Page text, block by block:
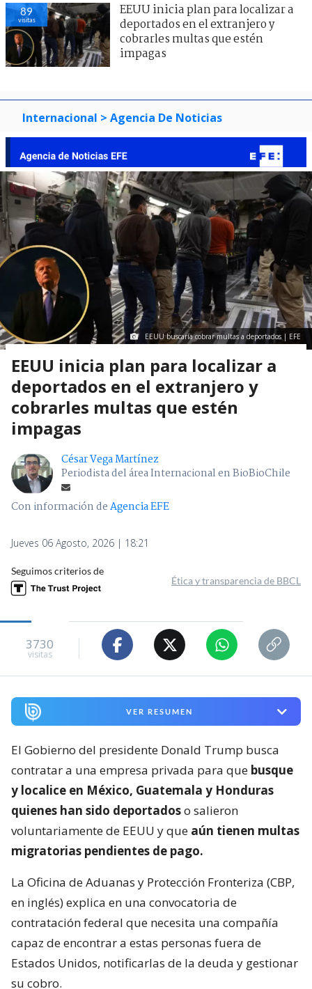
89
visitas
EEUU inicia plan para localizar a
deportados en el extranjero y
cobrarles multas que estén
impagas
Internacional > Agencia De Noticias
EEUU buscaría cobrar multas a deportados | EFE
EEUU inicia plan para localizar a
deportados en el extranjero y
cobrarles multas que estén
impagas
César Vega Martínez
Periodista del área Internacional en BioBioChile
Con información deAgencia EFE
Jueves 06 Agosto, 2026 | 18:21
Seguimos criterios de
Ética y transparencia de BBCL
3730
visitas
VER RESUMEN
El Gobierno del presidente Donald Trump busca
contratar a una empresa privada para que busque
y localice en México, Guatemala y Honduras
quienes han sido deportadoso salieron
voluntariamente de EEUU y que aún tienen multas
migratorias pendientes de pago.
La Oficina de Aduanas y Protección Fronteriza (CBP,
en inglés) explica en una convocatoria de
contratación federal que necesita una compañía
capaz de encontrar a estas personas fuera de
Estados Unidos, notificarlas de la deuda y gestionar
su cobro.